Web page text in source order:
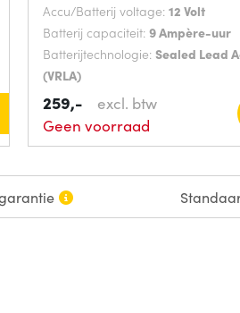
Accu/Batterij voltage: 12 Volt
Batterij capaciteit: 9 Ampère-uur
Batterijtechnologie: Sealed Lead
(VRLA)
259,-
excl. btw
Geen voorraad